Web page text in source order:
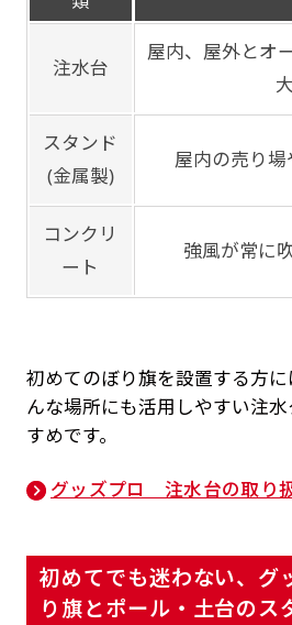
注水台
屋内、屋外とオ
スタンド
(金属製)
屋内の売り
コンクリ
ート
強風が常に
初めてのぼり旗を設置する方
んな場所にも活用しやすい注
すめです。
グッズプロ 注水台の取り
初めてでも迷わない、グ
り旗とポール・土台のス